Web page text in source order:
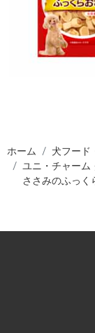
ホーム 犬フード
ユニ・チャーム
ささみのふっく